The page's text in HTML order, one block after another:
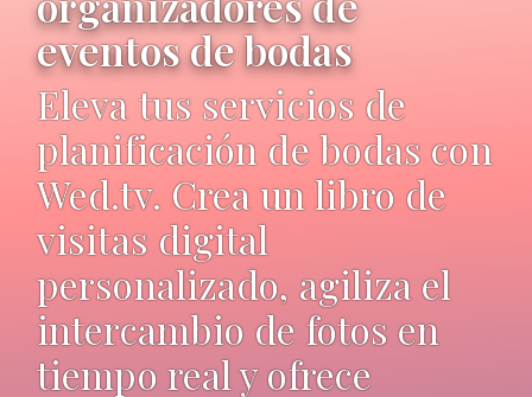
eventos de bodas
Eleva tus servicios de
planificación de bodas con
Wed.tv. Crea un libro de
visitas digital
personalizado, agiliza el
intercambio de fotos en
tiempo real y ofrece